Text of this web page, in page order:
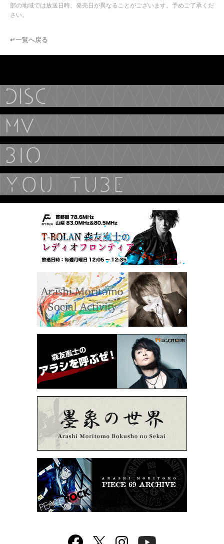
部の地域では放送日時、発売日が異なることがございます。予めご了承くだ
さい。
↵一覧へ戻る
Facebook twitter Instagram